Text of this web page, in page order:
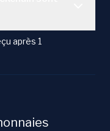
après 1